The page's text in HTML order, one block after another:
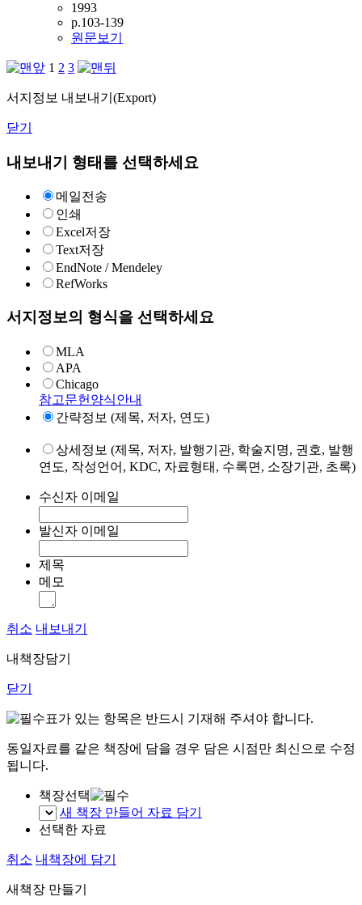
1993
p.103-139
원문보기
1 2 3
서지정보 내보내기(Export)
닫기
내보내기 형태를 선택하세요
메일전송
인쇄
Excel저장
Text저장
EndNote / Mendeley
RefWorks
서지정보의 형식을 선택하세요
MLA
APA
Chicago
참고문헌양식안내
간략정보 (제목, 저자, 연도)
상세정보 (제목, 저자, 발행기관, 학술지명, 권호, 발행
연도, 작성언어, KDC, 자료형태, 수록면, 소장기관, 초록)
수신자 이메일
발신자 이메일
제목
메모
취소 내보내기
내책장담기
닫기
표가 있는 항목은 반드시 기재해 주셔야 합니다.
동일자료를 같은 책장에 담을 경우 담은 시점만 최신으로 수정
됩니다.
책장선택
새 책장 만들어 자료 담기
선택한 자료
취소 내책장에 담기
새책장 만들기